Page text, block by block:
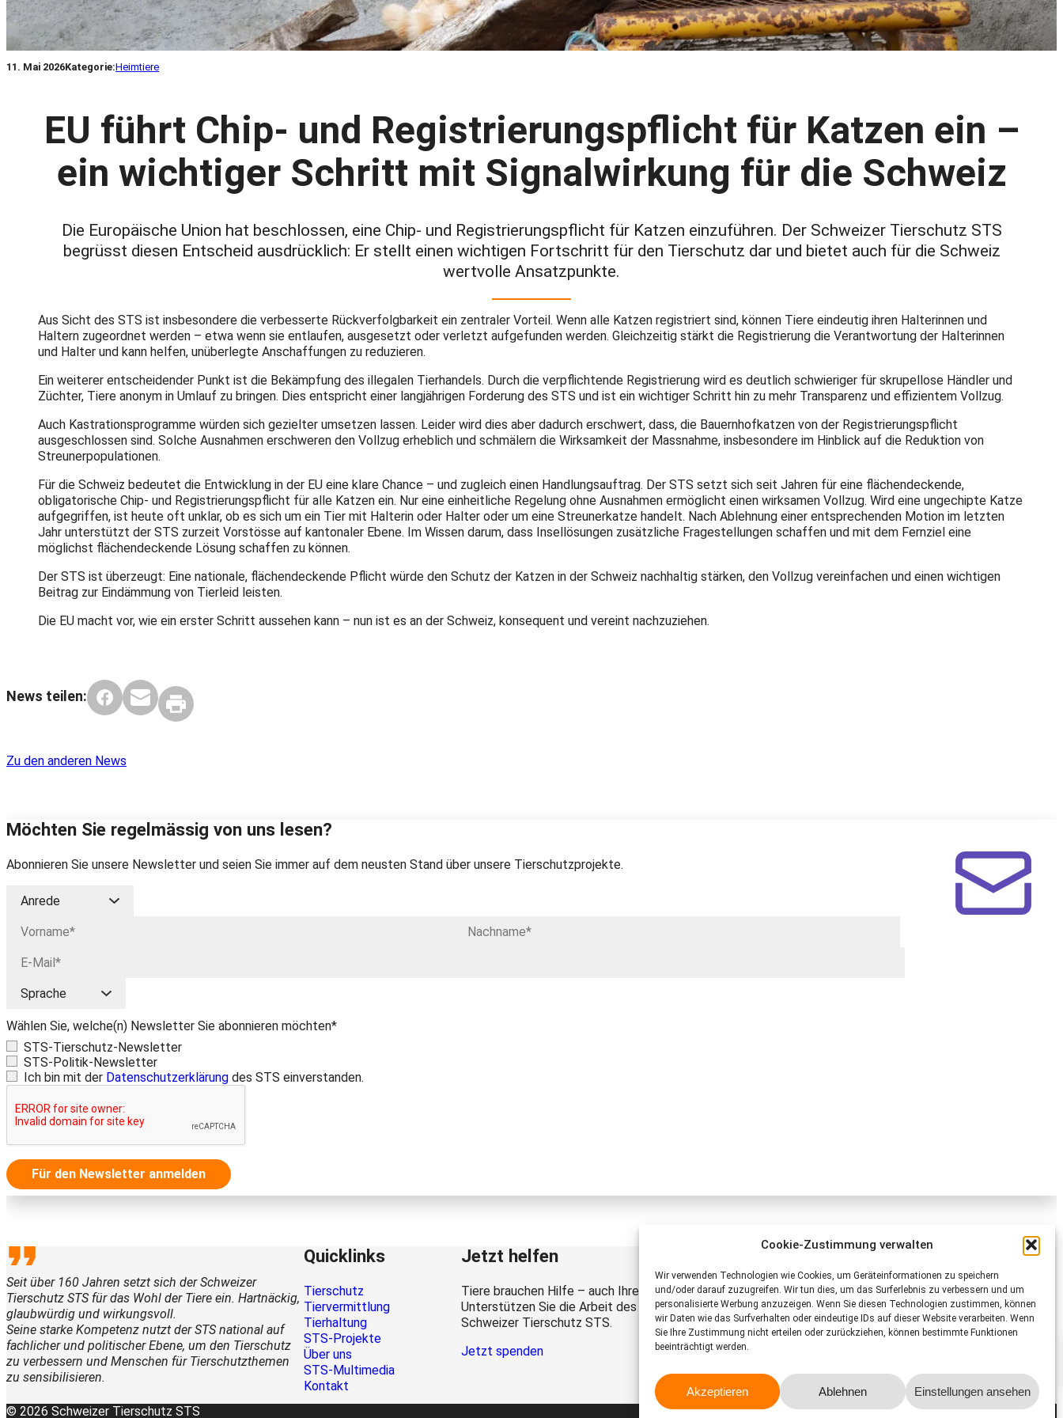
Cookie-Zustimmung verwalten
Wir verwenden Technologien wie Cookies, um Geräteinformationen zu speichern
und/oder darauf zuzugreifen. Wir tun dies, um das Surferlebnis zu verbessern und um
personalisierte Werbung anzuzeigen. Wenn Sie diesen Technologien zustimmen, können
wir Daten wie das Surfverhalten oder eindeutige IDs auf dieser Website verarbeiten. Wenn
Sie Ihre Zustimmung nicht erteilen oder zurückziehen, können bestimmte Funktionen
beeinträchtigt werden.
Akzeptieren Ablehnen Einstellungen ansehen
11. Mai 2026Kategorie:Heimtiere
EU führt Chip- und Registrierungspflicht für Katzen ein –
ein wichtiger Schritt mit Signalwirkung für die Schweiz
Die Europäische Union hat beschlossen, eine Chip- und Registrierungspflicht für Katzen einzuführen. Der Schweizer Tierschutz STS
begrüsst diesen Entscheid ausdrücklich: Er stellt einen wichtigen Fortschritt für den Tierschutz dar und bietet auch für die Schweiz
wertvolle Ansatzpunkte.
Aus Sicht des STS ist insbesondere die verbesserte Rückverfolgbarkeit ein zentraler Vorteil. Wenn alle Katzen registriert sind, können Tiere eindeutig ihren Halterinnen und
Haltern zugeordnet werden – etwa wenn sie entlaufen, ausgesetzt oder verletzt aufgefunden werden. Gleichzeitig stärkt die Registrierung die Verantwortung der Halterinnen
und Halter und kann helfen, unüberlegte Anschaffungen zu reduzieren.
Ein weiterer entscheidender Punkt ist die Bekämpfung des illegalen Tierhandels. Durch die verpflichtende Registrierung wird es deutlich schwieriger für skrupellose Händler und
Züchter, Tiere anonym in Umlauf zu bringen. Dies entspricht einer langjährigen Forderung des STS und ist ein wichtiger Schritt hin zu mehr Transparenz und effizientem Vollzug.
Auch Kastrationsprogramme würden sich gezielter umsetzen lassen. Leider wird dies aber dadurch erschwert, dass, die Bauernhofkatzen von der Registrierungspflicht
ausgeschlossen sind. Solche Ausnahmen erschweren den Vollzug erheblich und schmälern die Wirksamkeit der Massnahme, insbesondere im Hinblick auf die Reduktion von
Streunerpopulationen.
Für die Schweiz bedeutet die Entwicklung in der EU eine klare Chance – und zugleich einen Handlungsauftrag. Der STS setzt sich seit Jahren für eine flächendeckende,
obligatorische Chip- und Registrierungspflicht für alle Katzen ein. Nur eine einheitliche Regelung ohne Ausnahmen ermöglicht einen wirksamen Vollzug. Wird eine ungechipte Katze
aufgegriffen, ist heute oft unklar, ob es sich um ein Tier mit Halterin oder Halter oder um eine Streunerkatze handelt. Nach Ablehnung einer entsprechenden Motion im letzten
Jahr unterstützt der STS zurzeit Vorstösse auf kantonaler Ebene. Im Wissen darum, dass Insellösungen zusätzliche Fragestellungen schaffen und mit dem Fernziel eine
möglichst flächendeckende Lösung schaffen zu können.
Der STS ist überzeugt: Eine nationale, flächendeckende Pflicht würde den Schutz der Katzen in der Schweiz nachhaltig stärken, den Vollzug vereinfachen und einen wichtigen
Beitrag zur Eindämmung von Tierleid leisten.
Die EU macht vor, wie ein erster Schritt aussehen kann – nun ist es an der Schweiz, konsequent und vereint nachzuziehen.
News teilen:
Zu den anderen News
Möchten Sie regelmässig von uns lesen?
Abonnieren Sie unsere Newsletter und seien Sie immer auf dem neusten Stand über unsere Tierschutzprojekte.
Wählen Sie, welche(n) Newsletter Sie abonnieren möchten*
STS-Tierschutz-Newsletter
STS-Politik-Newsletter
Ich bin mit der Datenschutzerklärung des STS einverstanden.
Für den Newsletter anmelden
Seit über 160 Jahren setzt sich der Schweizer
Tierschutz STS für das Wohl der Tiere ein. Hartnäckig,
glaubwürdig und wirkungsvoll.
Seine starke Kompetenz nutzt der STS national auf
fachlicher und politischer Ebene, um den Tierschutz
zu verbessern und Menschen für Tierschutzthemen
zu sensibilisieren.
Quicklinks
Tierschutz
Tiervermittlung
Tierhaltung
STS-Projekte
Über uns
STS-Multimedia
Kontakt
Jetzt helfen
Tiere brauchen Hilfe – auch Ihre.
Unterstützen Sie die Arbeit des
Schweizer Tierschutz STS.
Jetzt spenden
Schweizer Tierschutz STS
Dornacherstrasse 101
CH-4053 Basel
Telefon 058 510 64 00
Instagram LinkedIn
© 2026 Schweizer Tierschutz STS